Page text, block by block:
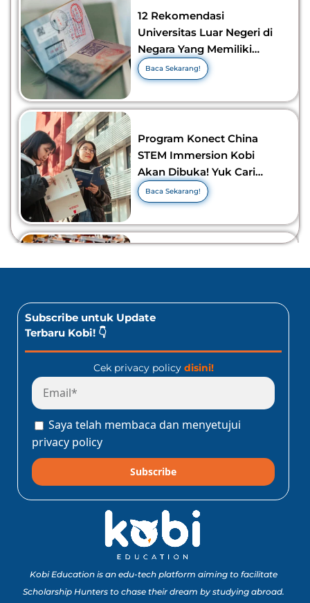
12 Rekomendasi
Universitas Luar Negeri di
Negara Yang Memiliki
Visa Murah di 2026-2027!
Baca Sekarang!
Program Konect China
STEM Immersion Kobi
Akan Dibuka! Yuk Cari
Tahu Info Selengkapnya!
Baca Sekarang!
Jangan Kelewatan!
Baca Sekarang!
Program Konect Kobi
Edukatif ke Jepang!
10 Lomba Jurusan
Matematika untuk
Portofolio Anak SMA
Buat Study Abroad Yang
Subscribe untuk Update
Terbaru Kobi! 👇
Cek privacy policy disini!
Saya telah membaca dan menyetujui
privacy policy
Subscribe
Kobi Education is an edu-tech platform aiming to facilitate
Scholarship Hunters to chase their dream by studying abroad.